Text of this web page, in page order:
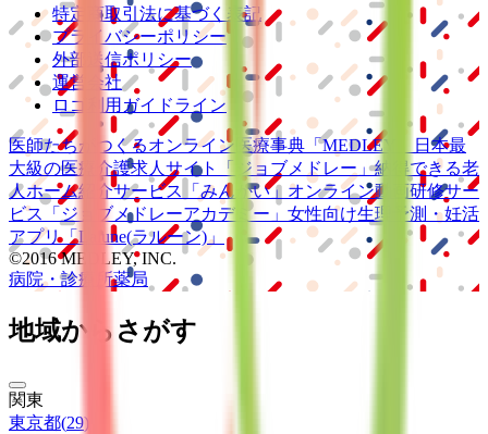
特定商取引法に基づく表記
プライバシーポリシー
外部送信ポリシー
運営会社
ロゴ利用ガイドライン
医師たちがつくるオンライン医療事典 「MEDLEY」
日本最
大級の医療介護求人サイト 「ジョブメドレー」納得できる老
人ホーム紹介サービス
「みんかい」 オンライン動画研修サー
ビス
「ジョブメドレーアカデミー」 女性向け生理予測・妊活
アプリ「Lalune(ラルーン)」
©2016 MEDLEY, INC.
病院・診療所薬局
地域からさがす
関東
東京都(29)